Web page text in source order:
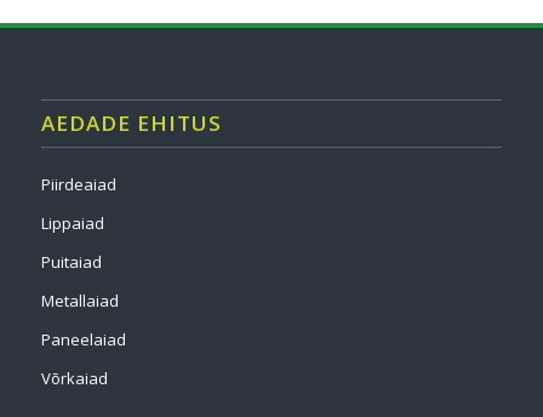
AEDADE EHITUS
Piirdeaiad
Lippaiad
Puitaiad
Metallaiad
Paneelaiad
Võrkaiad